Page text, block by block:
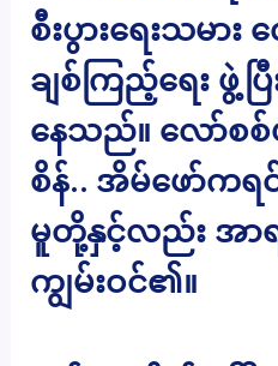
စီးပွားရေးသမာ
ချစ်ကြည့်ရေး ဖွဲ့ပြီ
နေသည်။ လော်စစ်
စိန်.. အိမ်ဖော်ကရ
မူတို့နှင့်လည်း အာရ
ကျွမ်းဝင်၏။